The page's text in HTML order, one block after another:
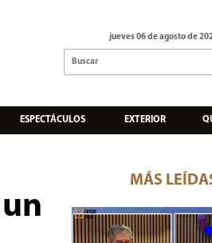
jueves 06 de agosto de
ESPECTÁCULOS EXTERIOR
MÁS